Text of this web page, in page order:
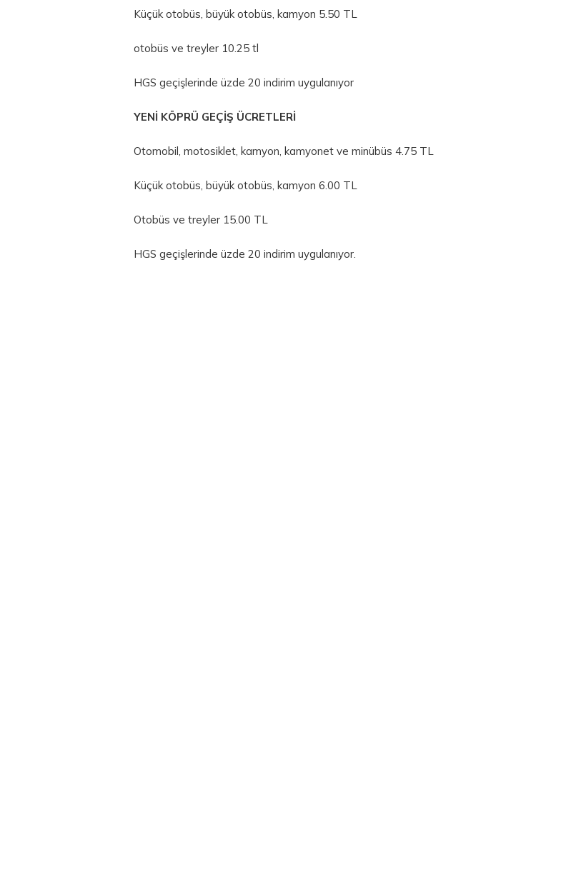
Küçük otobüs, büyük otobüs, kamyon 5.50 TL
otobüs ve treyler 10.25 tl
HGS geçişlerinde üzde 20 indirim uygulanıyor
YENİ KÖPRÜ GEÇİŞ ÜCRETLERİ
Otomobil, motosiklet, kamyon, kamyonet ve minübüs 4.75 TL
Küçük otobüs, büyük otobüs, kamyon 6.00 TL
Otobüs ve treyler 15.00 TL
HGS geçişlerinde üzde 20 indirim uygulanıyor.